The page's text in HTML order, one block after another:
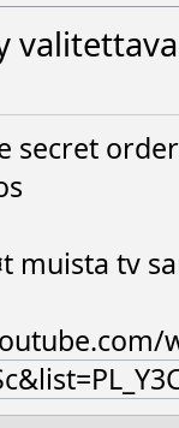
secret
muista tv